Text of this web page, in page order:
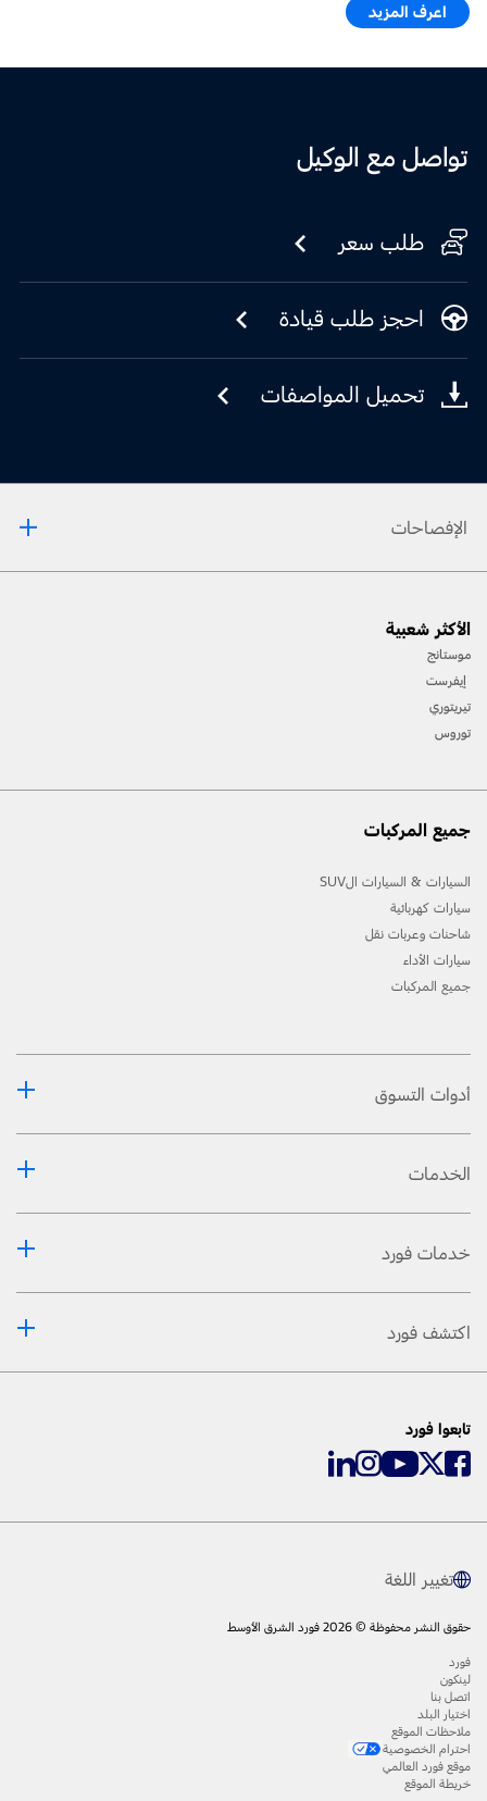
اعرف المزيد
تواصل مع الوكيل
طلب سعر
احجز طلب قيادة
تحميل المواصفات
الإفصاحات
التّعشيق. لا تتوافق كلّ الميّزات مع الهواتف كافّة.الأكثر شعبية
موستانج
إيفرست
تيريتوري
توروس
جميع المركبات
السيارات & السيارات الSUV
سيارات كهربائية
شاحنات وعربات نقل
سيارات الأداء
جميع المركبات
أدوات التسوق
الخدمات
خدمات فورد
اكتشف فورد
تابعوا فورد
تغيير اللغة
حقوق النشر محفوظة © 2026 فورد الشرق الأوسط
فورد
لينكون
اتصل بنا
اختيار البلد
ملاحظات الموقع
احترام الخصوصية
موقع فورد العالمي
خريطة الموقع